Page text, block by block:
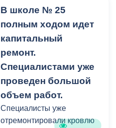
прошли на базе
владикавказской
академии тенниса
"Асгард".
В церемонии закрытия и
награждении победителей
турнира приняли участие
заместитель
Председателя
Из-за большого потока
дорожного полотна
просела. Сейчас
специалисты службы пути
проводят замену
подкладок и накладок
рельсов.
В школе № 25
полным ходом идет
капитальный
ремонт.
Специалистами уже
проведен большой
объем работ.
Специалисты уже
отремонтировали кровлю